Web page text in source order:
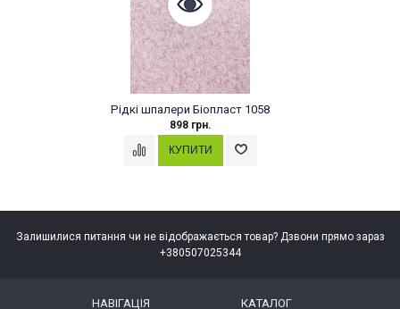
Біопласт 1058
Залишилися питання чи не відображається товар? Дзвони прямо зараз
+380507025344
НАВІГАЦІЯ КАТАЛОГ